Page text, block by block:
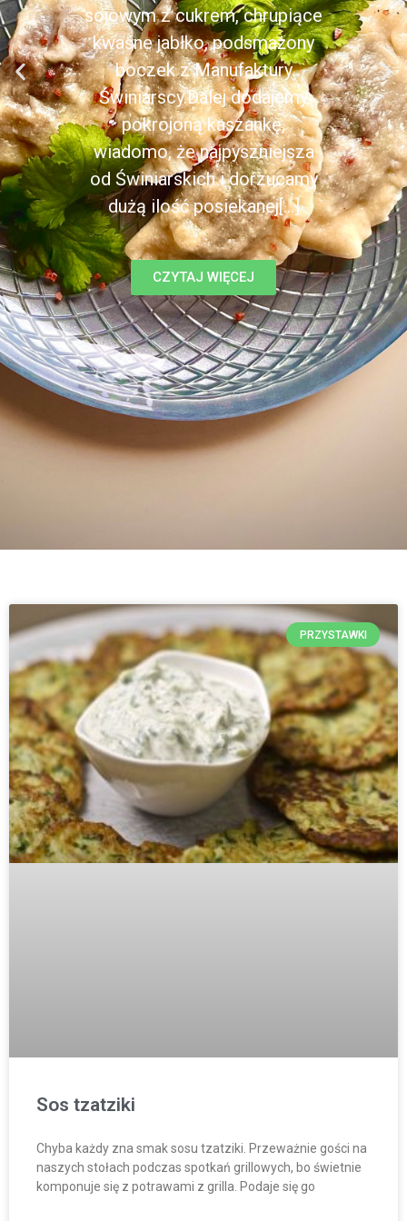
sojowym z cukrem, chrupiące
kwaśne jabłko, podsmażony
boczek z Manufaktury
Świniarscy.Dalej dodajemy
pokrojoną kaszankę,
wiadomo, że najpyszniejsza
od Świniarskich i dorzucamy
dużą ilość posiekanej[...]
CZYTAJ WIĘCEJ
PRZYSTAWKI
Sos tzatziki
Chyba każdy zna smak sosu tzatziki. Przeważnie gości na
naszych stołach podczas spotkań grillowych, bo świetnie
komponuje się z potrawami z grilla. Podaje się go